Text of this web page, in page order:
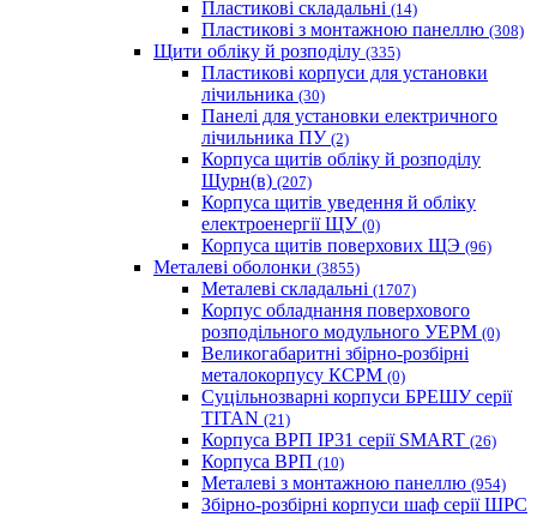
Пластикові складальні (14)
Пластикові з монтажною панеллю (308)
Щити обліку й розподілу (335)
Пластикові корпуси для установки
лічильника (30)
Панелі для установки електричного
лічильника ПУ (2)
Корпуса щитів обліку й розподілу
Щурн(в) (207)
Корпуса щитів уведення й обліку
електроенергії ЩУ (0)
Корпуса щитів поверхових ЩЭ (96)
Металеві оболонки (3855)
Металеві складальні (1707)
Корпус обладнання поверхового
розподільного модульного УЕРМ (0)
Великогабаритні збірно-розбірні
металокорпусу КСРМ (0)
Суцільнозварні корпуси БРЕШУ серії
TITAN (21)
Корпуса ВРП IP31 серії SMART (26)
Корпуса ВРП (10)
Металеві з монтажною панеллю (954)
Збірно-розбірні корпуси шаф серії ШРС